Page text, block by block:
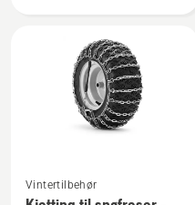
flere
Vintertilbehør